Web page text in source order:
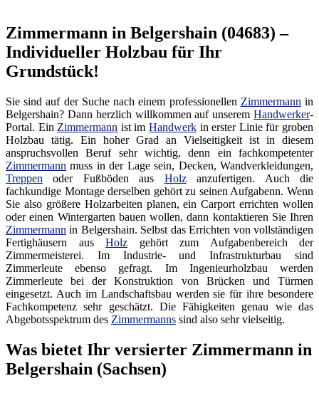
Zimmermann in Belgershain (04683) –
Individueller Holzbau für Ihr
Grundstück!
Sie sind auf der Suche nach einem professionellen Zimmermann in
Belgershain? Dann herzlich willkommen auf unserem Handwerker-
Portal. Ein Zimmermann ist imHandwerk in erster Linie für groben
Holzbau tätig. Ein hoher Grad an Vielseitigkeit ist in diesem
anspruchsvollen Beruf sehr wichtig, denn ein fachkompetenter
Zimmermann muss in der Lage sein, Decken, Wandverkleidungen,
Treppen oder Fußböden aus Holzanzufertigen. Auch die
fachkundige Montage derselben gehört zu seinen Aufgabenn. Wenn
Sie also größere Holzarbeiten planen, ein Carport errichten wollen
oder einen Wintergarten bauen wollen, dann kontaktieren Sie Ihren
Zimmermann in Belgershain. Selbst das Errichten von vollständigen
Fertighäusern aus Holz gehört zum Aufgabenbereich der
Zimmermeisterei. Im Industrie- und Infrastrukturbau sind
Zimmerleute ebenso gefragt. Im Ingenieurholzbau werden
Zimmerleute bei der Konstruktion von Brücken und Türmen
eingesetzt. Auch im Landschaftsbau werden sie für ihre besondere
Fachkompetenz sehr geschätzt. Die Fähigkeiten genau wie das
Abgebotsspektrum des Zimmermanns sind also sehr vielseitig.
Was bietet Ihr versierter Zimmermann in
Belgershain (Sachsen)